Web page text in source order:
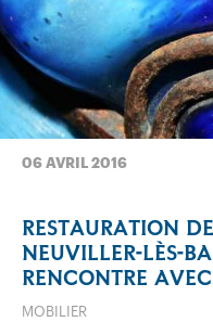
06 AVRIL 2016
RESTAURATION
NEUVILLER-LÈS-
RENCONTRE
MOBILIER